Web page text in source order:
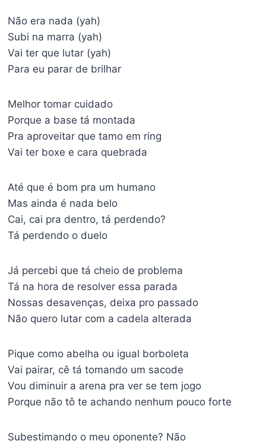
Não era nada (yah)
Subi na marra (yah)
Vai ter que lutar (yah)
Para eu parar de brilhar
Melhor tomar cuidado
Porque a base tá montada
Pra aproveitar que tamo em ring
Vai ter boxe e cara quebrada
Até que é bom pra um humano
Mas ainda é nada belo
Cai, cai pra dentro, tá perdendo?
Tá perdendo o duelo
Já percebi que tá cheio de problema
Tá na hora de resolver essa parada
Nossas desavenças, deixa pro passado
Não quero lutar com a cadela alterada
Pique como abelha ou igual borboleta
Vai pairar, cê tá tomando um sacode
Vou diminuir a arena pra ver se tem jogo
Porque não tô te achando nenhum pouco forte
Subestimando o meu oponente? Não